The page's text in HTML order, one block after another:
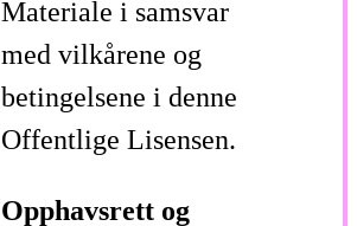
Materiale i samsvar
med vilkårene og
betingelsene i denne
Offentlige Lisensen.
Opphavsrett og